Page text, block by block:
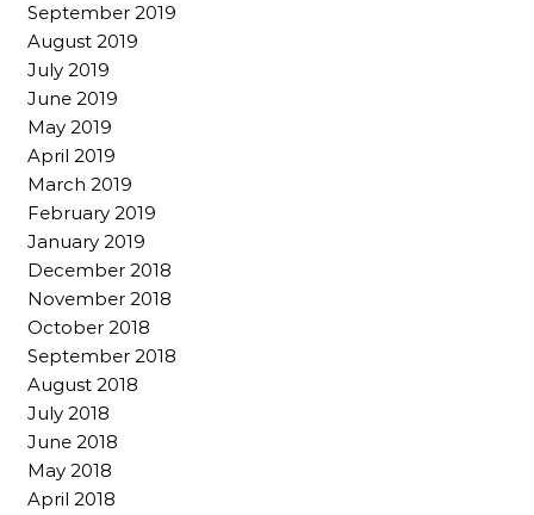
September 2019
August 2019
July 2019
June 2019
May 2019
April 2019
March 2019
February 2019
January 2019
December 2018
November 2018
October 2018
September 2018
August 2018
July 2018
June 2018
May 2018
April 2018